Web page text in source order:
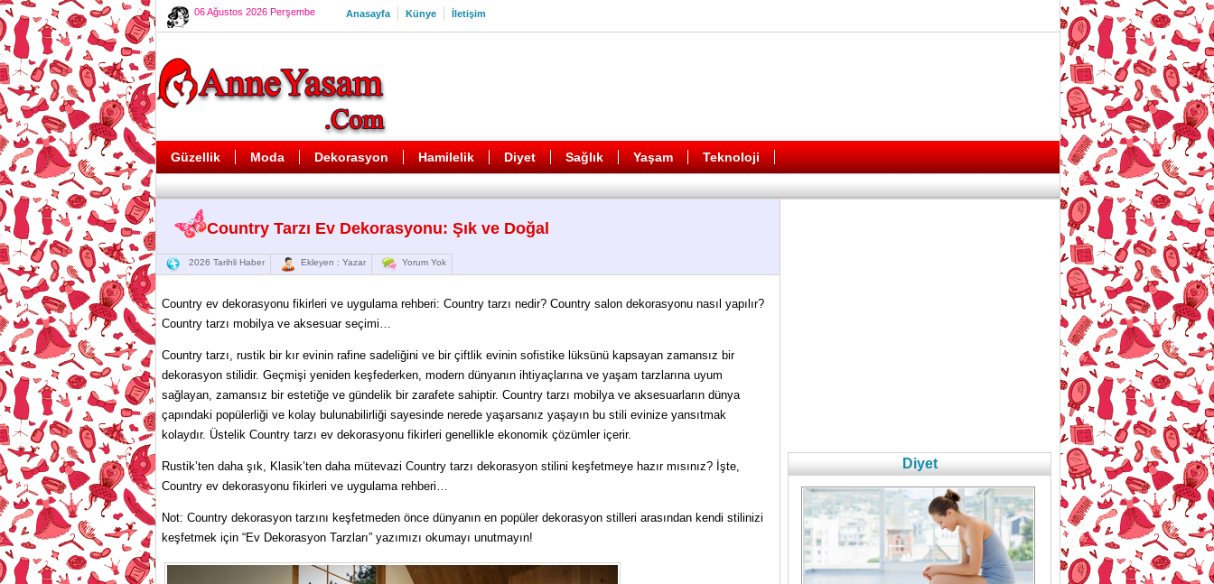
06 Ağustos 2026 Perşembe Anasayfa Künye İletişim
Güzellik Moda Dekorasyon Hamilelik Diyet Sağlık Yaşam Teknoloji
Country Tarzı Ev Dekorasyonu: Şık ve Doğal
2026 Tarihli Haber Ekleyen : Yazar Yorum Yok
Country ev dekorasyonu fikirleri ve uygulama rehberi: Country tarzı nedir? Country salon dekorasyonu nasıl yapılır?
Country tarzı mobilya ve aksesuar seçimi…
Country tarzı, rustik bir kır evinin rafine sadeliğini ve bir çiftlik evinin sofistike lüksünü kapsayan zamansız bir
dekorasyon stilidir. Geçmişi yeniden keşfederken, modern dünyanın ihtiyaçlarına ve yaşam tarzlarına uyum
sağlayan, zamansız bir estetiğe ve gündelik bir zarafete sahiptir. Country tarzı mobilya ve aksesuarların dünya
çapındaki popülerliği ve kolay bulunabilirliği sayesinde nerede yaşarsanız yaşayın bu stili evinize yansıtmak
kolaydır. Üstelik Country tarzı ev dekorasyonu fikirleri genellikle ekonomik çözümler içerir.
Rustik’ten daha şık, Klasik’ten daha mütevazi Country tarzı dekorasyon stilini keşfetmeye hazır mısınız? İşte,
Country ev dekorasyonu fikirleri ve uygulama rehberi…
Not: Country dekorasyon tarzını keşfetmeden önce dünyanın en popüler dekorasyon stilleri arasından kendi stilinizi
keşfetmek için “Ev Dekorasyon Tarzları” yazımızı okumayı unutmayın!
Diyet